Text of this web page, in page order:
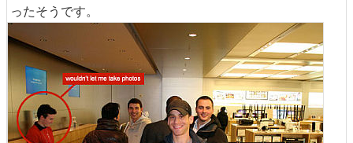
ったそうです。